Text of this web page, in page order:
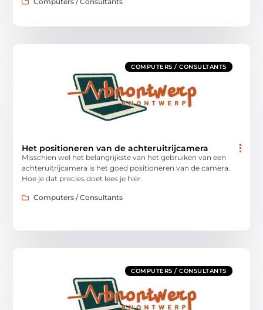
COMPUTERS / CONSULTANTS
Het positioneren van de achteruitrijcamera
Misschien wel het belangrijkste van het gebruiken van een
achteruitrijcamera is het goed positioneren van de camera.
Hoe je dat precies doet lees je hier.
Computers / Consultants
COMPUTERS / CONSULTANTS